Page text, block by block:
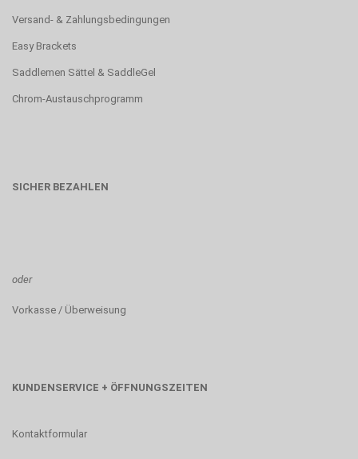
Versand- & Zahlungsbedingungen
Easy Brackets
Saddlemen Sättel & SaddleGel
Chrom-Austauschprogramm
SICHER BEZAHLEN
oder
Vorkasse / Überweisung
KUNDENSERVICE + ÖFFNUNGSZEITEN
Kontaktformular